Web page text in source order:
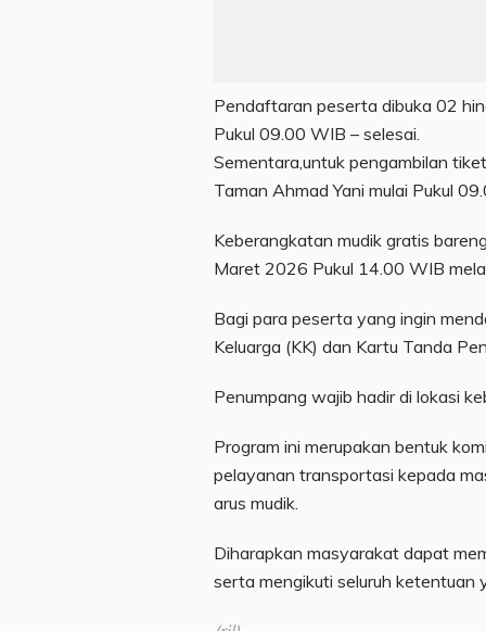
Pendaftaran peserta dibuka 02
Pukul 09.00 WIB – selesai.
Sementara,untuk pengambilan
Taman Ahmad Yani mulai Pukul
Keberangkatan mudik gratis
Maret 2026 Pukul 14.00 WIB
Bagi para peserta yang ingin
Keluarga (KK) dan Kartu Tanda
Penumpang wajib hadir di lokasi
Program ini merupakan bentuk
pelayanan transportasi kepada
arus mudik.
Diharapkan masyarakat dapat
serta mengikuti seluruh ketentuan